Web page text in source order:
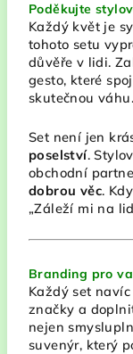
Poděkujte
Každý květ je
tohoto setu
důvěře v lidi.
gesto, které
skutečnou váhu.
Set není jen
poselství.
obchodní
dobrou věc.
„Záleží mi na
Branding pro
Každý set
značky a
nejen
suvenýr, který